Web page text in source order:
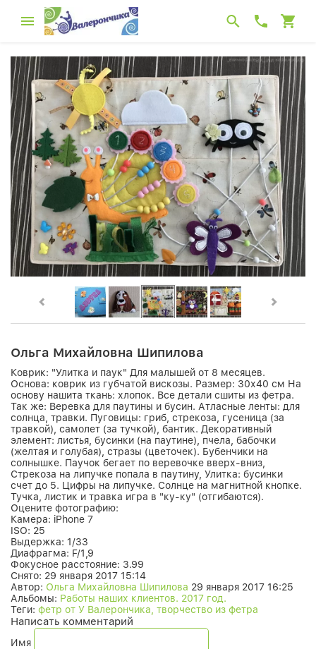
Ольга Михайловна Шипилова
Коврик: "Улитка и паук" Для малышей от 8 месяцев.
Основа: коврик из губчатой вискозы. Размер: 30х40 см На
основу нашита ткань: хлопок. Все детали сшиты из фетра.
Так же: Веревка для паутины и бусин. Атласные ленты: для
солнца, травки. Пуговицы: гриб, стрекоза, гусеница (за
травкой), самолет (за тучкой), бантик. Декоративный
элемент: листья, бусинки (на паутине), пчела, бабочки
(желтая и голубая), стразы (цветочек). Бубенчики на
солнышке. Паучок бегает по веревочке вверх-вниз,
Стрекоза на липучке попала в паутину, Улитка: бусинки
счет до 5. Цифры на липучке. Солнце на магнитной кнопке.
Тучка, листик и травка игра в "ку-ку" (отгибаются).
Оцените фотографию:
Камера: iPhone 7
ISO: 25
Выдержка: 1/33
Диафрагма: F/1,9
Фокусное расстояние: 3.99
Снято: 29 января 2017 15:14
Автор: Ольга Михайловна Шипилова 29 января 2017 16:25
Альбомы: Работы наших клиентов. 2017 год.
Теги: фетр от У Валерончика, творчество из фетра
Написать комментарий
Имя